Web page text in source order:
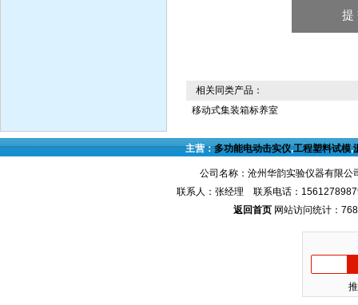
相关同类产品：
移动式集装箱标养室
主营：多功能电动击实仪,工程塑料试模,
公司名称：沧州华韵实验仪器有限
联系人：张经理 联系电话：
返回首页 网站访问统计：